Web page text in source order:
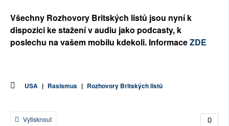
Všechny Rozhovory Britských listů jsou nyní k
dispozici ke stažení v audiu jako podcasty, k
poslechu na vašem mobilu kdekoli. InformaceZDE
USA | Rasismus | Rozhovory Britských listů
0
Vytisknout